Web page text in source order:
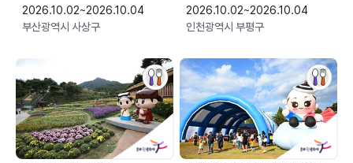
2026.10.02~2026.10.04
부산광역시 사상구
2026.10.02~2026.10.04
인천광역시 부평구